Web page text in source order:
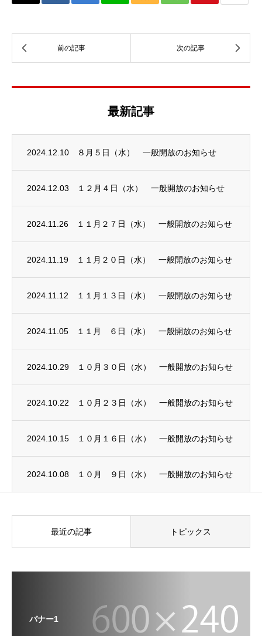
最新記事
2024.12.10 ８月５日（水） 一般開放のお知らせ
2024.12.03 １２月４日（水） 一般開放のお知らせ
2024.11.26 １１月２７日（水） 一般開放のお知らせ
2024.11.19 １１月２０日（水） 一般開放のお知らせ
2024.11.12 １１月１３日（水） 一般開放のお知らせ
2024.11.05 １１月 ６日（水） 一般開放のお知らせ
2024.10.29 １０月３０日（水） 一般開放のお知らせ
2024.10.22 １０月２３日（水） 一般開放のお知らせ
2024.10.15 １０月１６日（水） 一般開放のお知らせ
2024.10.08 １０月 ９日（水） 一般開放のお知らせ
最近の記事 トピックス
バナー1